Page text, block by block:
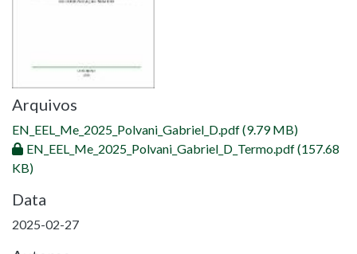
Arquivos
EN_EEL_Me_2025_Polvani_Gabriel_D.pdf(9.79 MB)
EN_EEL_Me_2025_Polvani_Gabriel_D_Termo.pdf(157.68
KB)
Data
2025-02-27